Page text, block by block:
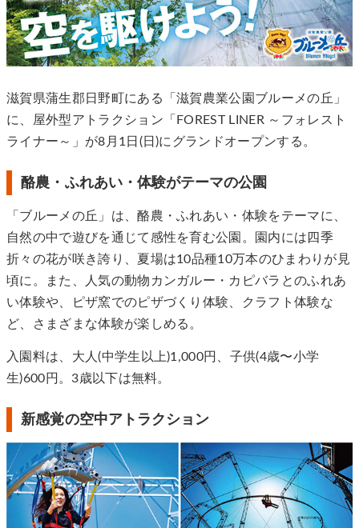
滋賀県蒲⽣郡⽇野町にある「滋賀農業公園ブルーメの丘」
に、屋外型アトラクション「FOREST LINER ～フォレスト
ライナー～」が8月1日(日)にグランドオープンする。
酪農・ふれあい・体験がテーマの公園
「ブルーメの丘」は、酪農・ふれあい・体験をテーマに、
自然の中で遊びを通じて感性を育む公園。園内には四季
折々の花が咲き誇り、夏場は10品種10万本のひまわりが見
頃に。また、人気の動物カンガルー・カピバラとのふれあ
い体験や、ピザ窯でのピザづくり体験、クラフト体験な
ど、さまざまな体験が楽しめる。
入園料は、⼤⼈(中学⽣以上)1,000円、⼦供(4歳〜⼩学
⽣)600円。3歳以下は無料。
新感覚の空中アトラクション